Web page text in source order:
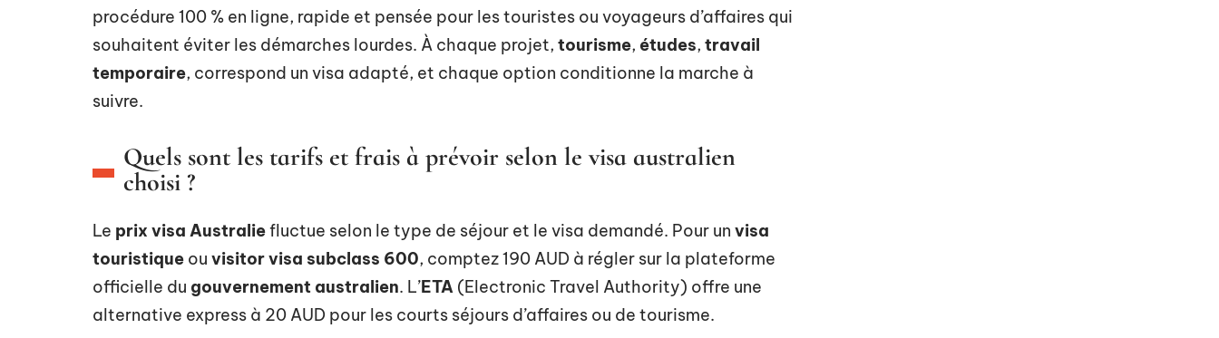
procédure 100 % en ligne, rapide et pensée pour les touristes ou voyageurs d’affaires qui
souhaitent éviter les démarches lourdes. À chaque projet, tourisme, études, travail
temporaire, correspond un visa adapté, et chaque option conditionne la marche à
suivre.
Quels sont les tarifs et frais à prévoir selon le visa australien
choisi ?
Le prix visa Australiefluctue selon le type de séjour et le visa demandé. Pour un visa
touristique ou visitor visa subclass 600, comptez 190 AUD à régler sur la plateforme
officielle du gouvernement australien. L’ETA (Electronic Travel Authority) offre une
alternative express à 20 AUD pour les courts séjours d’affaires ou de tourisme.